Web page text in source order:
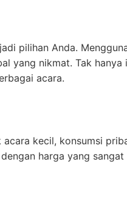
pilihan Anda.
yang nikmat. Tak
acara.
kecil, konsumsi
harga yang